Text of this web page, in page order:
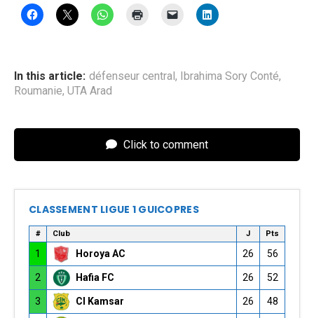
In this article: défenseur central, Ibrahima Sory Conté,
Roumanie, UTA Arad
Click to comment
CLASSEMENT LIGUE 1 GUICOPRES
# Club J Pts
1 Horoya AC 26 56
2 Hafia FC 26 52
3 CI Kamsar 26 48